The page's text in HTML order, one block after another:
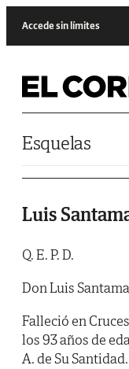
Accede sin límites
Esquelas
Luis
Q. E. P. D.
Don Luis
Falleció en
los 93 años de
A. de Su Santidad.